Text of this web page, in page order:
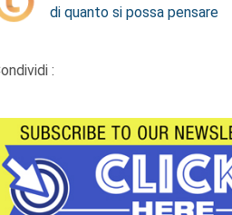
di quanto si possa pensare
: